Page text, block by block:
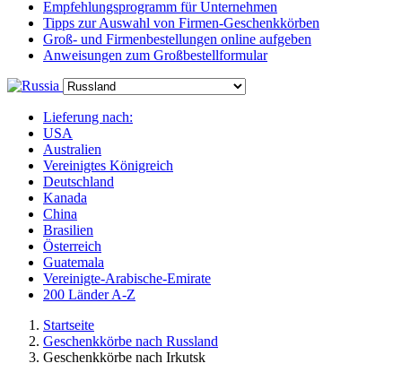
Empfehlungsprogramm für Unternehmen
Tipps zur Auswahl von Firmen-Geschenkkörben
Groß- und Firmenbestellungen online aufgeben
Anweisungen zum Großbestellformular
Lieferung nach:
USA
Australien
Vereinigtes Königreich
Deutschland
Kanada
China
Brasilien
Österreich
Guatemala
Vereinigte-Arabische-Emirate
200 Länder A-Z
Startseite
Geschenkkörbe nach Russland
Geschenkkörbe nach Irkutsk